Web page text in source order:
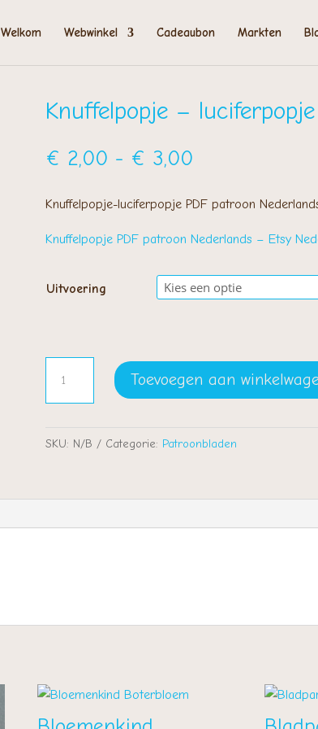
Welkom Webwinkel Cadeaubon Markten
Knuffelpopje – luciferpopje
€ 2,00 - € 3,00Prijsklasse:
tot
Knuffelpopje-luciferpopje PDF patroon
Knuffelpopje PDF patroon Nederlands – Etsy
Uitvoering
Toevoegen aan
SKU: N/B Categorie: Patroonbladen